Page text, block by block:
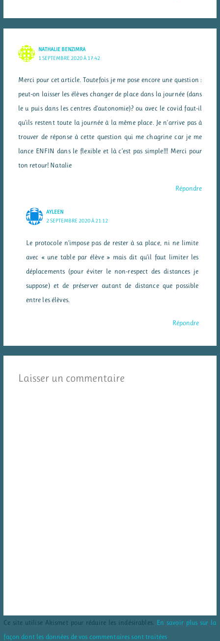
NATHALIE BENZIMRA
1 SEPTEMBRE 2020 À 17:42
Merci pour cet article. Toutefois je me pose encore une question :
peut-on laisser les élèves changer de place dans la journée (dans
le u puis dans les centres d’autonomie)? ou avec le covid faut-il
qu’ils restent toute la journée à la même place. Je n’arrive pas à
trouver de réponse à cette question qui me chagrine car je me
lance ENFIN dans le flexible et là c’est pas simple!!! Merci pour
ton retour! Natalie
Répondre
AYLEEN
2 SEPTEMBRE 2020 À 21:12
Le protocole n’impose pas de rester à sa place, ni ne limite
avec « une table par élève » mais dit qu’il faut limiter les
déplacements (pour éviter le non-respect des distances je
suppose) et de préserver autant de distance que possible
entre les élèves.
Répondre
Laisser un commentaire
Ce site utilise Akismet pour réduire les indésirables. En savoir plus sur la
façon dont les données de vos commentaires sont traitées